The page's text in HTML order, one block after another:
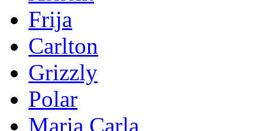
Frija
Carlton
Grizzly
Polar
Maria Carla